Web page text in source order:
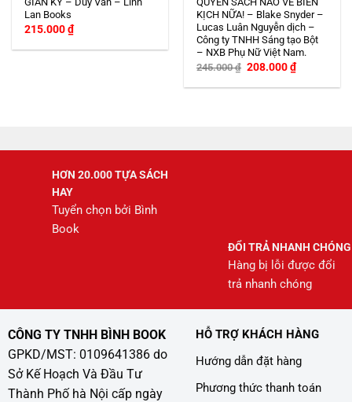
Lan Books
215.000₫
KỊCH NỮA! – Blake Snyder –
Lucas Luân Nguyễn dịch –
Công ty TNHH Sáng tạo Bột
– NXB Phụ Nữ Việt Nam.
245.000₫ Giá
là:
208.000₫Giá
hiện
tại
HƠN 20.000 TỰA SÁCH
HAY
Tuyển chọn bởi Bình
Book
ĐỔI TRẢ NHANH CHÓNG
Hàng bị lỗi được đổi
trả nhanh chóng
CÔNG TY TNHH BÌNH BOOK
GPKD/MST: 0109641386 do
Sở Kế Hoạch Và Đầu Tư
Thành Phố hà Nội cấp ngày
HỖ TRỢ KHÁCH HÀNG
Hướng dẫn đặt hàng
Phương thức thanh toán